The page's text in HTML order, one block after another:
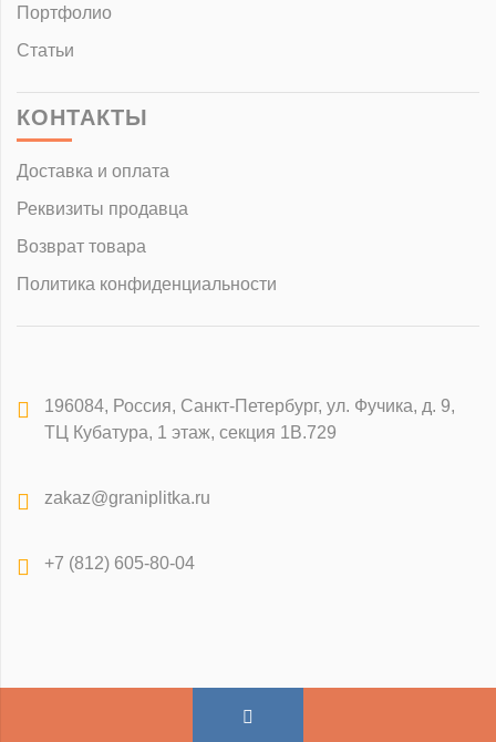
Портфолио
Статьи
КОНТАКТЫ
Доставка и оплата
Реквизиты продавца
Возврат товара
Политика конфиденциальности
196084, Россия, Санкт-Петербург, ул. Фучика, д. 9,
ТЦ Кубатура, 1 этаж, секция 1В.729
zakaz@graniplitka.ru
+7 (812) 605-80-04